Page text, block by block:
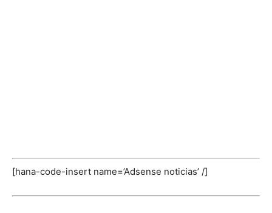
[hana-code-insert name=’Adsense noticias’ /]